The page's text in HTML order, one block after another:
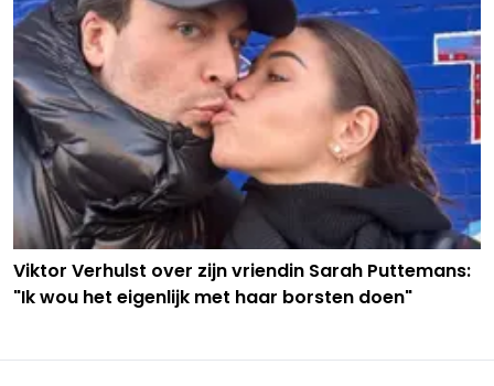
Viktor Verhulst over zijn vriendin Sarah Puttemans:
"Ik wou het eigenlijk met haar borsten doen"